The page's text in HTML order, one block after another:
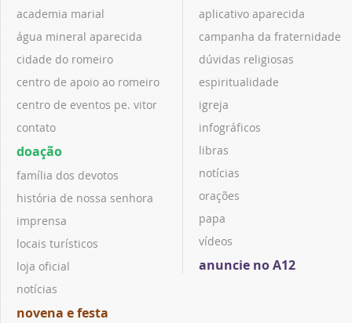
academia marial
água mineral aparecida
cidade do romeiro
centro de apoio ao romeiro
centro de eventos pe. vitor
contato
doação
família dos devotos
história de nossa senhora
imprensa
locais turísticos
loja oficial
notícias
novena e festa
aplicativo aparecida
campanha da fraternidade
dúvidas religiosas
espiritualidade
igreja
infográficos
libras
notícias
orações
papa
vídeos
anuncie no A12